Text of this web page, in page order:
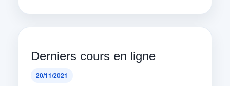
Derniers cours en ligne
20/11/2021